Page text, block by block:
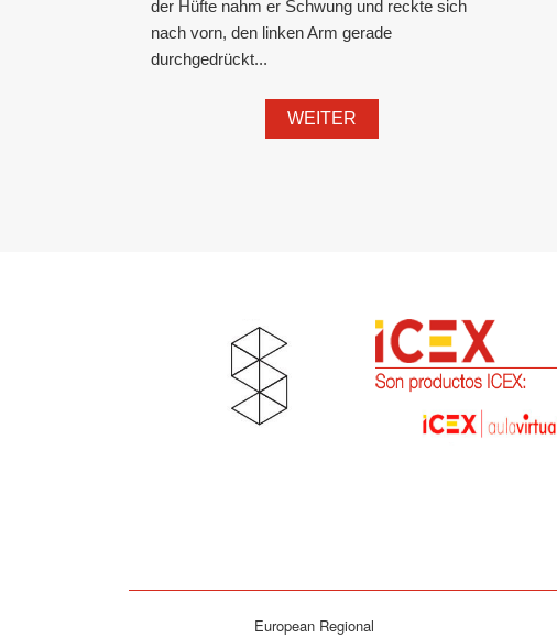
der Hüfte nahm er Schwung und reckte sich
nach vorn, den linken Arm gerade
durchgedrückt...
WEITER
European Regional